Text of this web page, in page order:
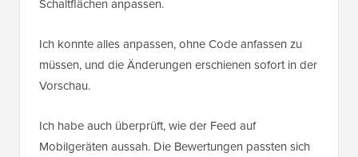
Schaltflächen anpassen.
Ich konnte alles anpassen, ohne Code anfassen zu
müssen, und die Änderungen erschienen sofort in der
Vorschau.
Ich habe auch überprüft, wie der Feed auf
Mobilgeräten aussah. Die Bewertungen passten sich